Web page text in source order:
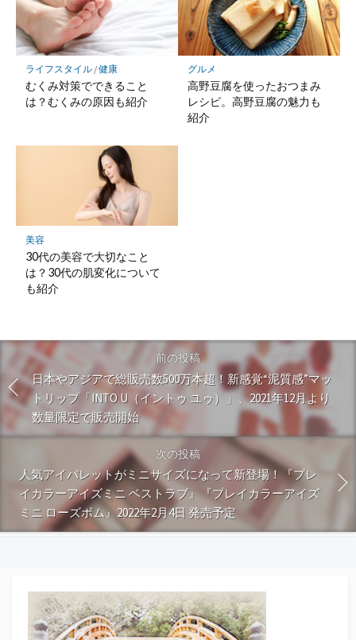
ライフスタイル/健康
むくみ対策でできること
は？むくみの原因も紹介
グルメ
高野豆腐を使ったおつまみ
レシピ。高野豆腐の魅力も
紹介
美容
30代の美容で大切なこと
は？30代の肌変化について
も紹介
前の投稿
日本やアジアで総販売数500万本超！新感覚“泥質感”マッ
トリップ「INTO U（イントゥ ユゥ）」、2021年12月より
数量限定で販売開始
次の投稿
人気アイパレットがミニサイズになって新登場！『プレ
イカラーアイズミニ ベストラブ』『プレイカラーアイズ
ミニ ローズボム』2022年2月4日 発売予定